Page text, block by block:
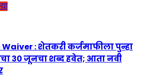
: शेतकरी कर्जमाफीला पुन्हा
३० जूनचा शब्द हवेत; आता नवी